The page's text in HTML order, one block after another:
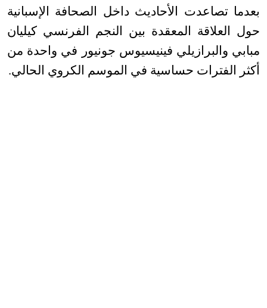
بعدما تصاعدت الأحاديث داخل الصحافة الإسبانية
حول العلاقة المعقدة بين النجم الفرنسي كيليان
مبابي والبرازيلي فينيسيوس جونيور في واحدة من
أكثر الفترات حساسية في الموسم الكروي الحالي.